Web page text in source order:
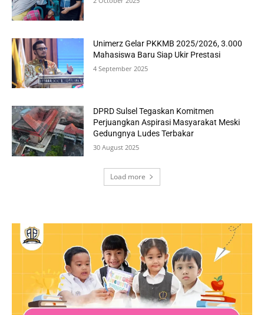
Unimerz Gelar PKKMB 2025/2026, 3.000
Mahasiswa Baru Siap Ukir Prestasi
4 September 2025
DPRD Sulsel Tegaskan Komitmen
Perjuangkan Aspirasi Masyarakat Meski
Gedungnya Ludes Terbakar
30 August 2025
Load more